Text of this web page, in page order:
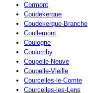
Cormont
Coudekerque
Coudekerque-Branche
Coullemont
Coulogne
Coulomby
Coupelle-Neuve
Coupelle-Vieille
Courcelles-le-Comte
Courcelles-les-Lens